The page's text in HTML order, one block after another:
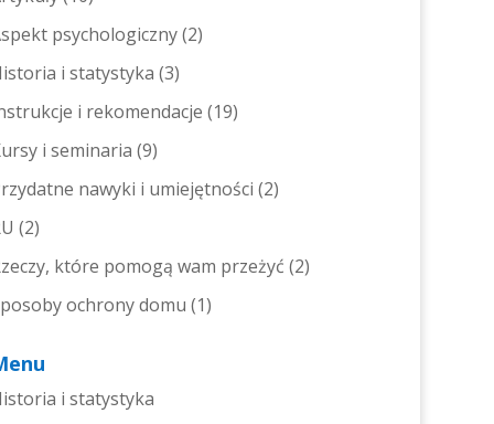
psychologiczny(2)
i statystyka (3)
i rekomendacje (19)
i seminaria (9)
nawyki i umiejętności (2)
(2)
które pomogą wam przeżyć (2)
ochrony domu (1)
i statystyka